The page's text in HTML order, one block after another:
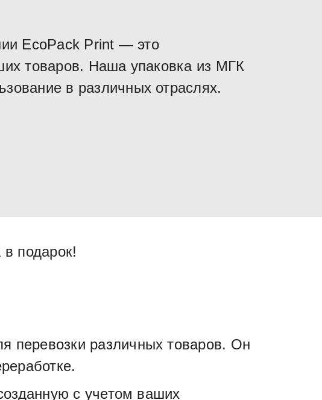
EcoPack Print — это
товаров. Наша упаковка из МГК
в различных отраслях.
подарок!
перевозки различных товаров. Он
с учетом ваших